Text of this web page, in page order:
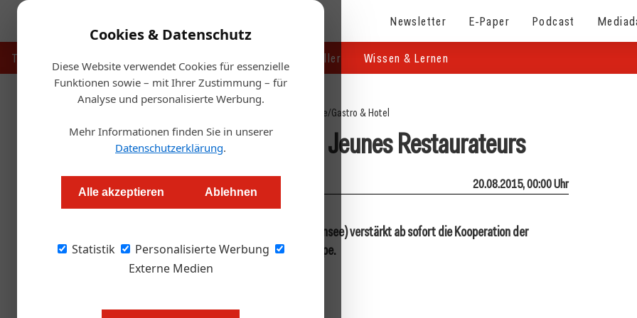
Cookies & Datenschutz
Diese Website verwendet Cookies für essenzielle
Funktionen sowie – mit Ihrer Zustimmung – für
Analyse und personalisierte Werbung.
Mehr Informationen finden Sie in unserer
Datenschutzerklärung.
Alle akzeptieren Ablehnen
Statistik
Personalisierte Werbung
Externe Medien
Newsletter E-Paper Podcast
Touristik Handel & Hersteller Wissen & Lernen
Startseite/Gastro & Hotel
Neuzugang bei den Jeunes Restaurateurs
Redaktion.OEGZ 20.08.2015, 00:00 Uhr
Lukas Nagl („Bootshaus“ im Seehotel Das Traunsee) verstärkt ab sofort die Kooperation der
österreichischen Jeunes Restaurateurs d´Europe.